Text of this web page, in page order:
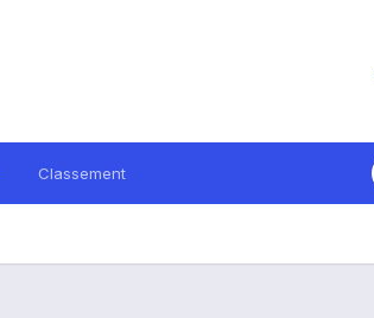
Classement